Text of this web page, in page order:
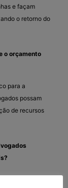
e façam
o retorno do
o orçamento
para a
possam
de recursos